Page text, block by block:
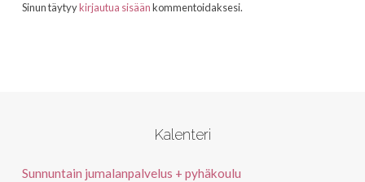
Sinun täytyykirjautua sisäänkommentoidaksesi.
Kalenteri
Sunnuntain jumalanpalvelus + pyhäkoulu